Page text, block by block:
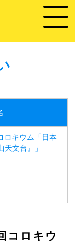
ロキウム「日本
文台』」
コロキウ